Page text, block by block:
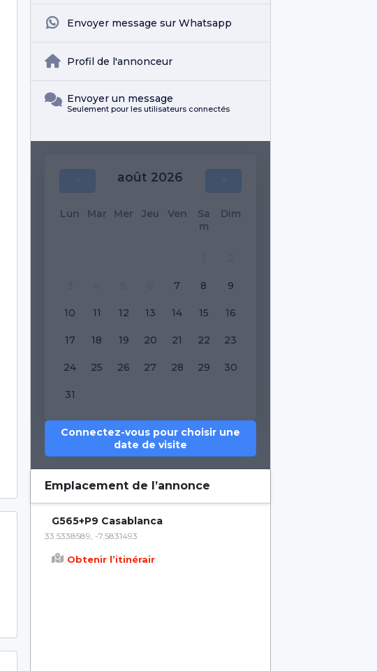
Envoyer message sur Whatsapp
Profil de l'annonceur
Envoyer un message
Seulement pour les utilisateurs connectés
août 2026
Lun Mar Mer Jeu Ven
Sa
m
Dim
7 8 9
10 11 12 13 14 15 16
17 18 19 20 21 22 23
24 25 26 27 28 29 30
31
Connectez-vous pour choisir une
date de visite
Emplacement de l’annonce
G565+P9 Casablanca
33.5338589, -7.5831493
Obtenir l’itinérair